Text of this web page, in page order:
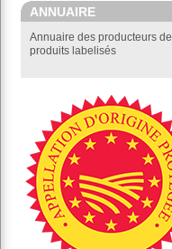
ANNUAIRE
Annuaire des producteurs de
produits labelisés